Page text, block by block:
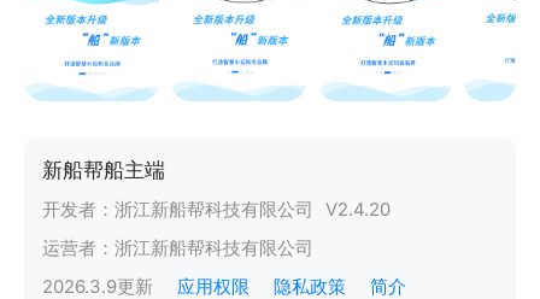
新船帮船主端
开发者： 浙江新船帮科技有限公司 V2.4.20
运营者： 浙江新船帮科技有限公司
2026.3.9更新 应用权限 隐私政策 简介